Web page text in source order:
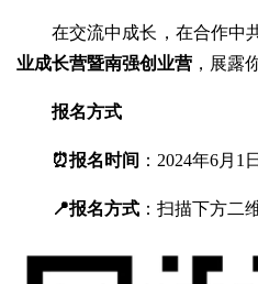
在交流中成长，在合作中
业成长营暨南强创业营 ，展露
报名方式
⏰报名时间 ：2024年6月1
📍报名方式 ：扫描下方二